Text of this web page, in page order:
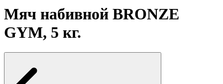
Мяч набивной BRONZE
GYM, 5 кг.